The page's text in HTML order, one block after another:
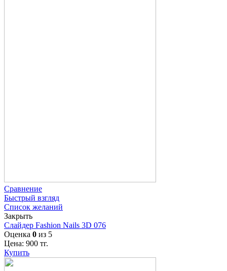
Сравнение
Быстрый взгляд
Список желаний
Закрыть
Слайдер Fashion Nails 3D 076
Оценка 0 из 5
Цена: 900 тг.
Купить